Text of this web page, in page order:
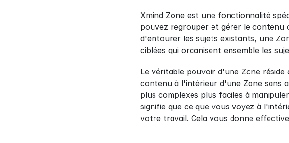
Xmind Zone est une fonctionnalité
pouvez regrouper et gérer le contenu
d'entourer les sujets existants, une
ciblées qui organisent ensemble les
Le véritable pouvoir d'une Zone
contenu à l'intérieur d'une Zone sans
plus complexes plus faciles à
signifie que ce que vous voyez à
votre travail. Cela vous donne